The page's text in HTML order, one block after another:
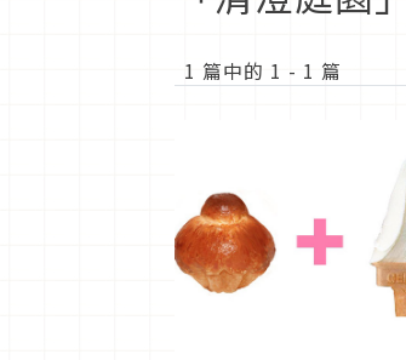
1 篇中的 1 - 1 篇